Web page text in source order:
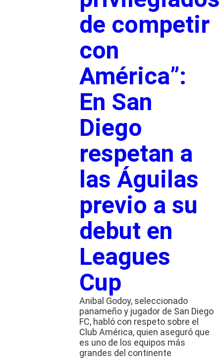
de competir
con
América”:
En San
Diego
respetan a
las Águilas
previo a su
debut en
Leagues
Cup
Anibal Godoy, seleccionado
panameño y jugador de San Diego
FC, habló con respeto sobre el
Club América, quien aseguró que
es uno de los equipos más
grandes del continente